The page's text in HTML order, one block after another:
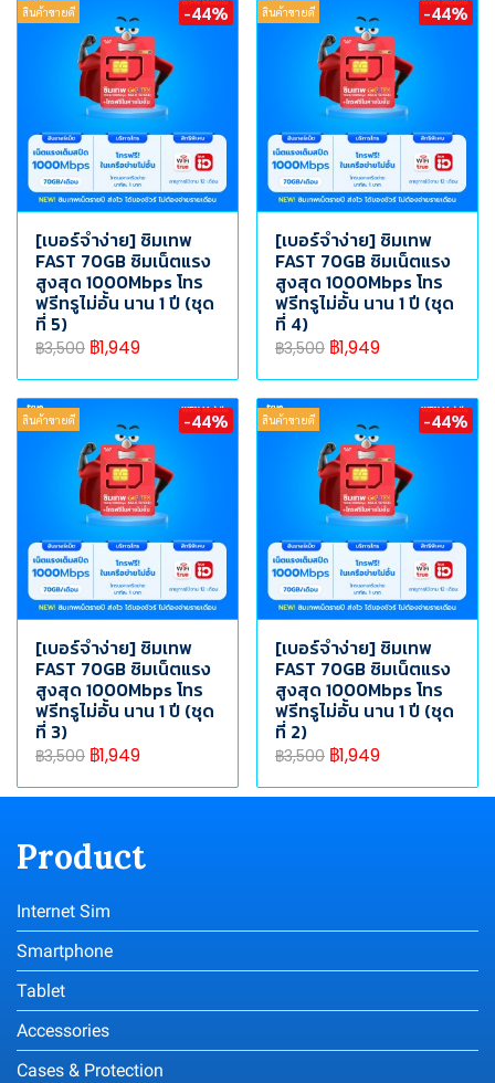
สินค้าขายดี -44%
[เบอร์จำง่าย] ซิมเทพ
FAST 70GB ซิมเน็ตแรง
สูงสุด 1000Mbps โทร
ฟรีทรูไม่อั้น นาน 1 ปี (ชุด
ที่ 5)
฿3,500 ฿1,949
สินค้าขายดี -44%
[เบอร์จำง่าย] ซิมเทพ
FAST 70GB ซิมเน็ตแรง
สูงสุด 1000Mbps โทร
ฟรีทรูไม่อั้น นาน 1 ปี (ชุด
ที่ 4)
฿3,500 ฿1,949
สินค้าขายดี -44%
[เบอร์จำง่าย] ซิมเทพ
FAST 70GB ซิมเน็ตแรง
สูงสุด 1000Mbps โทร
ฟรีทรูไม่อั้น นาน 1 ปี (ชุด
ที่ 3)
฿3,500 ฿1,949
สินค้าขายดี -44%
[เบอร์จำง่าย] ซิมเทพ
FAST 70GB ซิมเน็ตแรง
สูงสุด 1000Mbps โทร
ฟรีทรูไม่อั้น นาน 1 ปี (ชุด
ที่ 2)
฿3,500 ฿1,949
Product
Internet Sim
Smartphone
Tablet
Accessories
Cases & Protection